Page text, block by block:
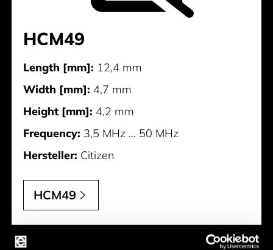
HCM49
Length [mm]: 12,4 mm
Width [mm]: 4,7 mm
Height [mm]: 4,2 mm
Frequency: 3,5 MHz ... 50 MHz
Hersteller: Citizen
HCM49